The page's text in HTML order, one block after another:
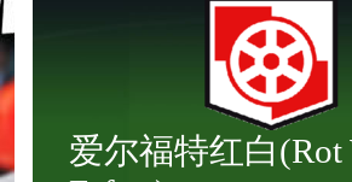
爱尔福特红白(Rot